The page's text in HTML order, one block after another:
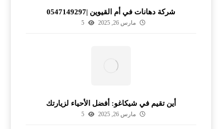
شركة دهانات في أم القيوين |0547149297
مارس 26, 2025 5
أين تقيم في شيكاغو: أفضل الأحياء لزيارتك
مارس 26, 2025 5